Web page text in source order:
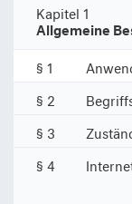
Kapitel 1
Allgemeine
§ 1
§ 2
§ 3
§ 4